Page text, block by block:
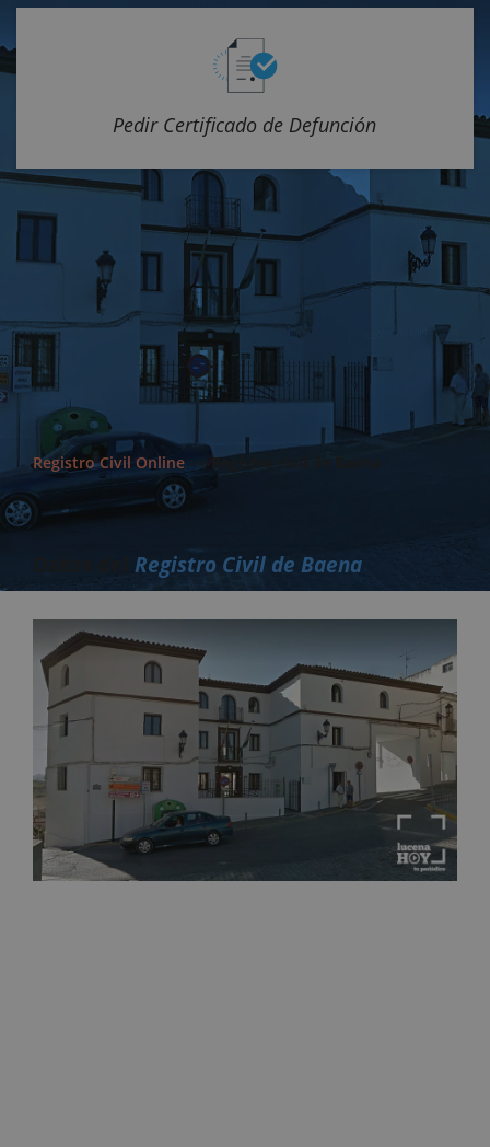
Pedir Certificado de Defunción
Registro Civil Online Registro civil de Baena
Registro Civil de Baena